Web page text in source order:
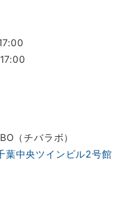
（チバラボ）
葉中央ツインビル2号館